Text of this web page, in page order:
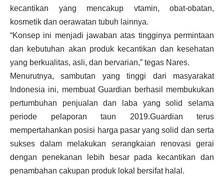
kecantikan yang mencakup vtamin, obat-obatan,
kosmetik dan oerawatan tubuh lainnya.
“Konsep ini menjadi jawaban atas tingginya permintaan
dan kebutuhan akan produk kecantikan dan kesehatan
yang berkualitas, asli, dan bervarian,” tegas Nares.
Menurutnya, sambutan yang tinggi dari masyarakat
Indonesia ini, membuat Guardian berhasil membukukan
pertumbuhan penjualan dan laba yang solid selama
periode pelaporan taun 2019.Guardian terus
mempertahankan posisi harga pasar yang solid dan serta
sukses dalam melakukan serangkaian renovasi gerai
dengan penekanan lebih besar pada kecantikan dan
penambahan cakupan produk lokal bersifat halal.